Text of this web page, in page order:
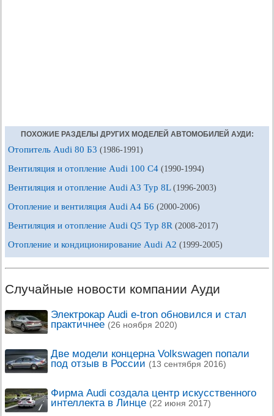
ПОХОЖИЕ РАЗДЕЛЫ ДРУГИХ МОДЕЛЕЙ АВТОМОБИЛЕЙ АУДИ:
Отопитель Audi 80 Б3 (1986-1991)
Вентиляция и отопление Audi 100 С4 (1990-1994)
Вентиляция и отопление Audi A3 Typ 8L (1996-2003)
Отопление и вентиляция Audi A4 Б6 (2000-2006)
Вентиляция и отопление Audi Q5 Typ 8R (2008-2017)
Отопление и кондиционирование Audi А2 (1999-2005)
Случайные новости компании Ауди
Электрокар Audi e-tron обновился и стал
практичнее (26 ноября 2020)
Две модели концерна Volkswagen попали
под отзыв в России (13 сентября 2016)
Фирма Audi создала центр искусственного
интеллекта в Линце (22 июня 2017)